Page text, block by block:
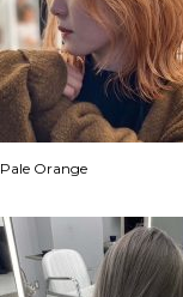
Pale Orange